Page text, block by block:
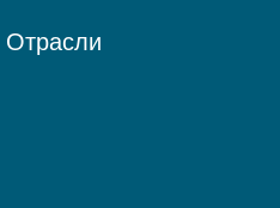
Отрасли